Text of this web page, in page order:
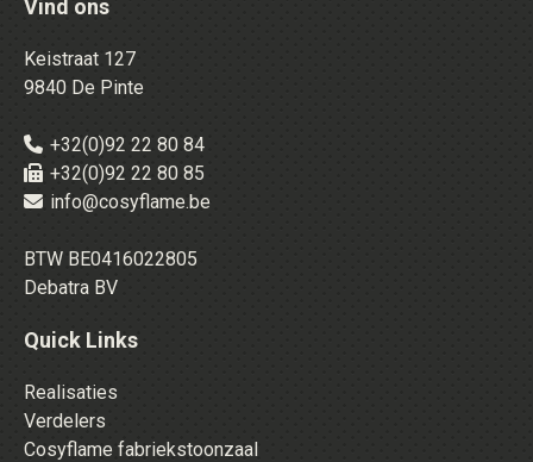
Vind ons
Keistraat 127
9840 De Pinte
+32(0)92 22 80 84
+32(0)92 22 80 85
info@cosyflame.be
BTW BE0416022805
Debatra BV
Quick Links
Realisaties
Verdelers
Cosyflame fabriekstoonzaal